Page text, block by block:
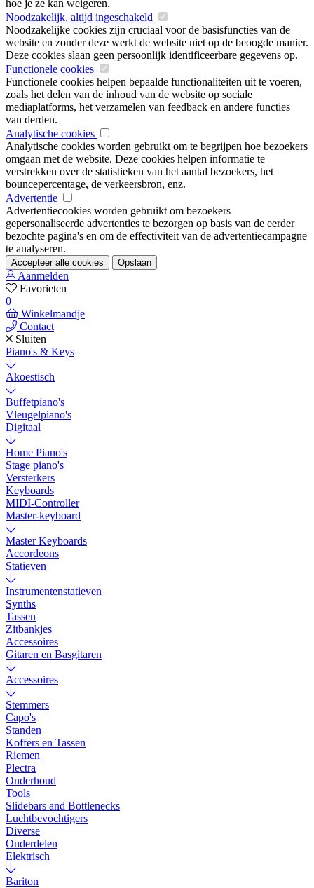
hoe je ze kan weigeren.
Noodzakelijk, altijd ingeschakeld
Noodzakelijke cookies zijn cruciaal voor de basisfuncties van de
website en zonder deze werkt de website niet op de beoogde manier.
Deze cookies slaan geen persoonlijk identificeerbare gegevens op.
Functionele cookies
Functionele cookies helpen bepaalde functionaliteiten uit te voeren,
zoals het delen van de inhoud van de website op sociale
mediaplatforms, het verzamelen van feedback en andere functies
van derden.
Analytische cookies
Analytische cookies worden gebruikt om te begrijpen hoe bezoekers
omgaan met de website. Deze cookies helpen informatie te
verstrekken over de statistieken van het aantal bezoekers, het
bouncepercentage, de verkeersbron, enz.
Advertentie
Advertentiecookies worden gebruikt om bezoekers
gepersonaliseerde advertenties te bezorgen op basis van de eerder
bezochte pagina's en om de effectiviteit van de advertentiecampagne
te analyseren.
Accepteer alle cookies Opslaan
Aanmelden
Favorieten
0
Winkelmandje
Contact
Sluiten
Piano's & Keys
Akoestisch
Buffetpiano's
Vleugelpiano's
Digitaal
Home Piano's
Stage piano's
Versterkers
Keyboards
MIDI-Controller
Master-keyboard
Master Keyboards
Accordeons
Statieven
Instrumentenstatieven
Synths
Tassen
Zitbankjes
Accessoires
Gitaren en Basgitaren
Accessoires
Stemmers
Capo's
Standen
Koffers en Tassen
Riemen
Plectra
Onderhoud
Tools
Slidebars and Bottlenecks
Luchtbevochtigers
Diverse
Onderdelen
Elektrisch
Bariton